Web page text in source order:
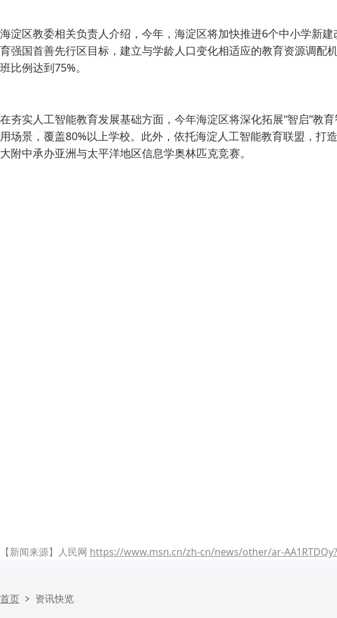
海淀区教委相关负责人介绍，今年，海淀区将加快推进6个中小学新
育强国首善先行区目标，建立与学龄人口变化相适应的教育资源调
班比例达到75%。
在夯实人工智能教育发展基础方面，今年海淀区将深化拓展“智启”教
用场景，覆盖80%以上学校。此外，依托海淀人工智能教育联盟，
大附中承办亚洲与太平洋地区信息学奥林匹克竞赛。
【新闻来源】人民网 https://www.msn.cn/zh-cn/news/other/ar-
首页
资讯快览